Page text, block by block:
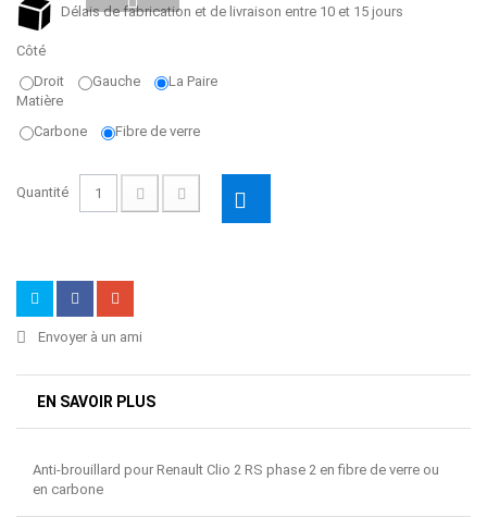
Délais de fabrication et de livraison entre 10 et 15 jours
Côté
Droit
Gauche
La Paire
Matière
Carbone
Fibre de verre
Quantité
Envoyer à un ami
EN SAVOIR PLUS
Anti-brouillard pour Renault Clio 2 RS phase 2 en fibre de verre ou
en carbone